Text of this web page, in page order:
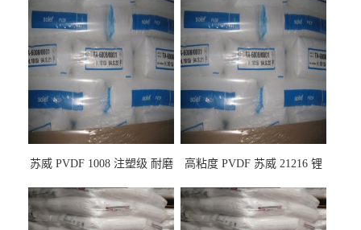
苏威 PVDF 1008 注塑级 耐磨
龙
高粘度 PVDF 苏威 21216 锂